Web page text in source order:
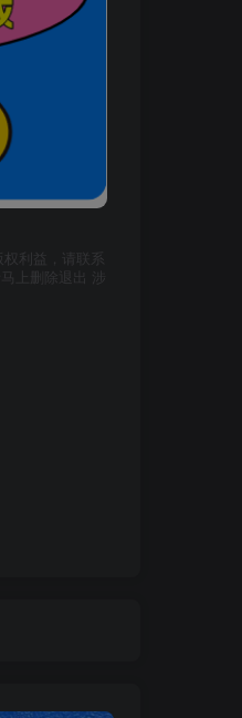
利益，请联系
上删除退出 涉